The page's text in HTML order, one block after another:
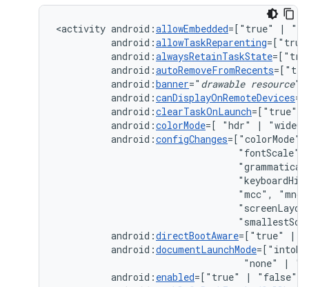
<activity android:allowEmbedded=["true"
|
android:allowTaskReparenting
android:alwaysRetainTaskState
android:autoRemoveFromRecents
android:banner=" drawable resource
android:canDisplayOnRemoteDevices
android:clearTaskOnLaunch=["true"
android:colorMode=[ "hdr"
|
android:configChanges=["colorMode",
"fontScale",
"mcc",
android:directBootAware=["true"
|
android:documentLaunchMode
"none"
|
android: enabled=["true" |